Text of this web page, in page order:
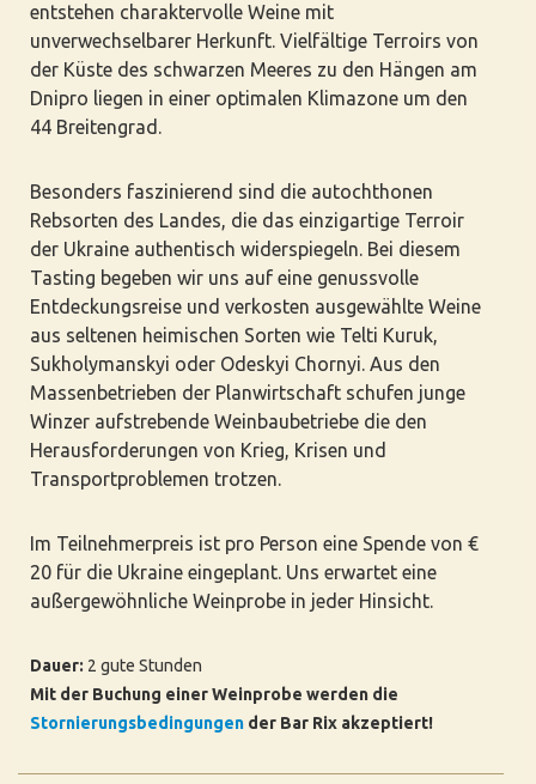
entstehen charaktervolle Weine mit
unverwechselbarer Herkunft. Vielfältige Terroirs von
der Küste des schwarzen Meeres zu den Hängen am
Dnipro liegen in einer optimalen Klimazone um den
44 Breitengrad.
Besonders faszinierend sind die autochthonen
Rebsorten des Landes, die das einzigartige Terroir
der Ukraine authentisch widerspiegeln. Bei diesem
Tasting begeben wir uns auf eine genussvolle
Entdeckungsreise und verkosten ausgewählte Weine
aus seltenen heimischen Sorten wie Telti Kuruk,
Sukholymanskyi oder Odeskyi Chornyi. Aus den
Massenbetrieben der Planwirtschaft schufen junge
Winzer aufstrebende Weinbaubetriebe die den
Herausforderungen von Krieg, Krisen und
Transportproblemen trotzen.
Im Teilnehmerpreis ist pro Person eine Spende von €
20 für die Ukraine eingeplant. Uns erwartet eine
außergewöhnliche Weinprobe in jeder Hinsicht.
Dauer: 2 gute Stunden
Mit der Buchung einer Weinprobe werden die
Stornierungsbedingungen der Bar Rix akzeptiert!